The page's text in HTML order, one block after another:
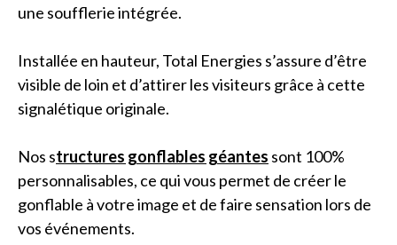
une soufflerie intégrée.
Installée en hauteur, Total Energies s’assure d’être
visible de loin et d’attirer les visiteurs grâce à cette
signalétique originale.
Nos structures gonflables géantes sont 100%
personnalisables, ce qui vous permet de créer le
gonflable à votre image et de faire sensation lors de
vos événements.